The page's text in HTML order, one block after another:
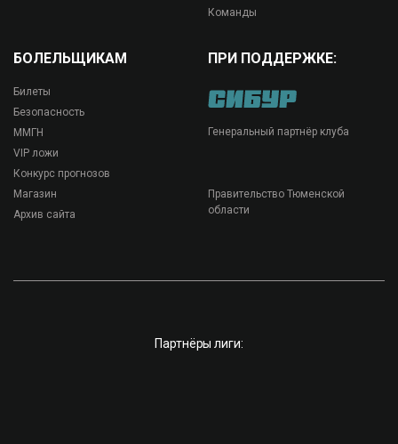
Команды
БОЛЕЛЬЩИКАМ
Билеты
Безопасность
ММГН
VIP ложи
Конкурс прогнозов
Магазин
Архив сайта
ПРИ ПОДДЕРЖКЕ:
Генеральный партнёр клуба
Правительство Тюменской
области
Партнёры лиги: